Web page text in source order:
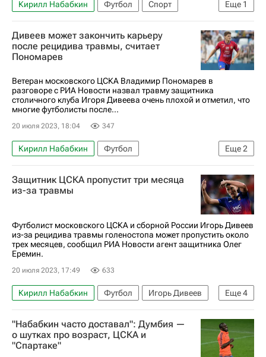
Еще 1
Кирилл Набабкин Футбол
Спорт
ПФК ЦСКА
Дивеев может закончить карьеру
после рецидива травмы, считает
Пономарев
Ветеран московского ЦСКА Владимир Пономарев в
разговоре с РИА Новости назвал травму защитника
столичного клуба Игоря Дивеева очень плохой и отметил, что
многие футболисты после...
20 июля 2023, 18:04 347
Еще2
Кирилл Набабкин
Футбол
Владимир Пономарев
ПФК ЦСКА
Защитник ЦСКА пропустит три месяца
из-за травмы
Футболист московского ЦСКА и сборной России Игорь Дивеев
из-за рецидива травмы голеностопа может пропустить около
трех месяцев, сообщил РИА Новости агент защитника Олег
Еремин.
20 июля 2023, 17:49 633
Еще4
Кирилл Набабкин Футбол
Игорь Дивеев
ПФК ЦСКА
Зенит
Урал
РПЛ 2026-2027 (Чемпионат России по футболу)
"Набабкин часто доставал": Думбия —
о шутках про возраст, ЦСКА и
"Спартаке"